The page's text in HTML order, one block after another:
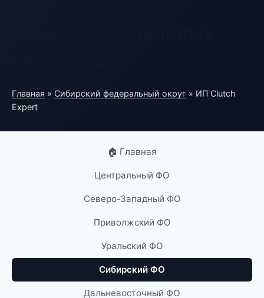
Главная » Сибирский федеральный округ » ИП Clutch
Expert
🏠 Главная
Центральный ФО
Северо-Западный ФО
Приволжский ФО
Уральский ФО
Сибирский ФО
Дальневосточный ФО